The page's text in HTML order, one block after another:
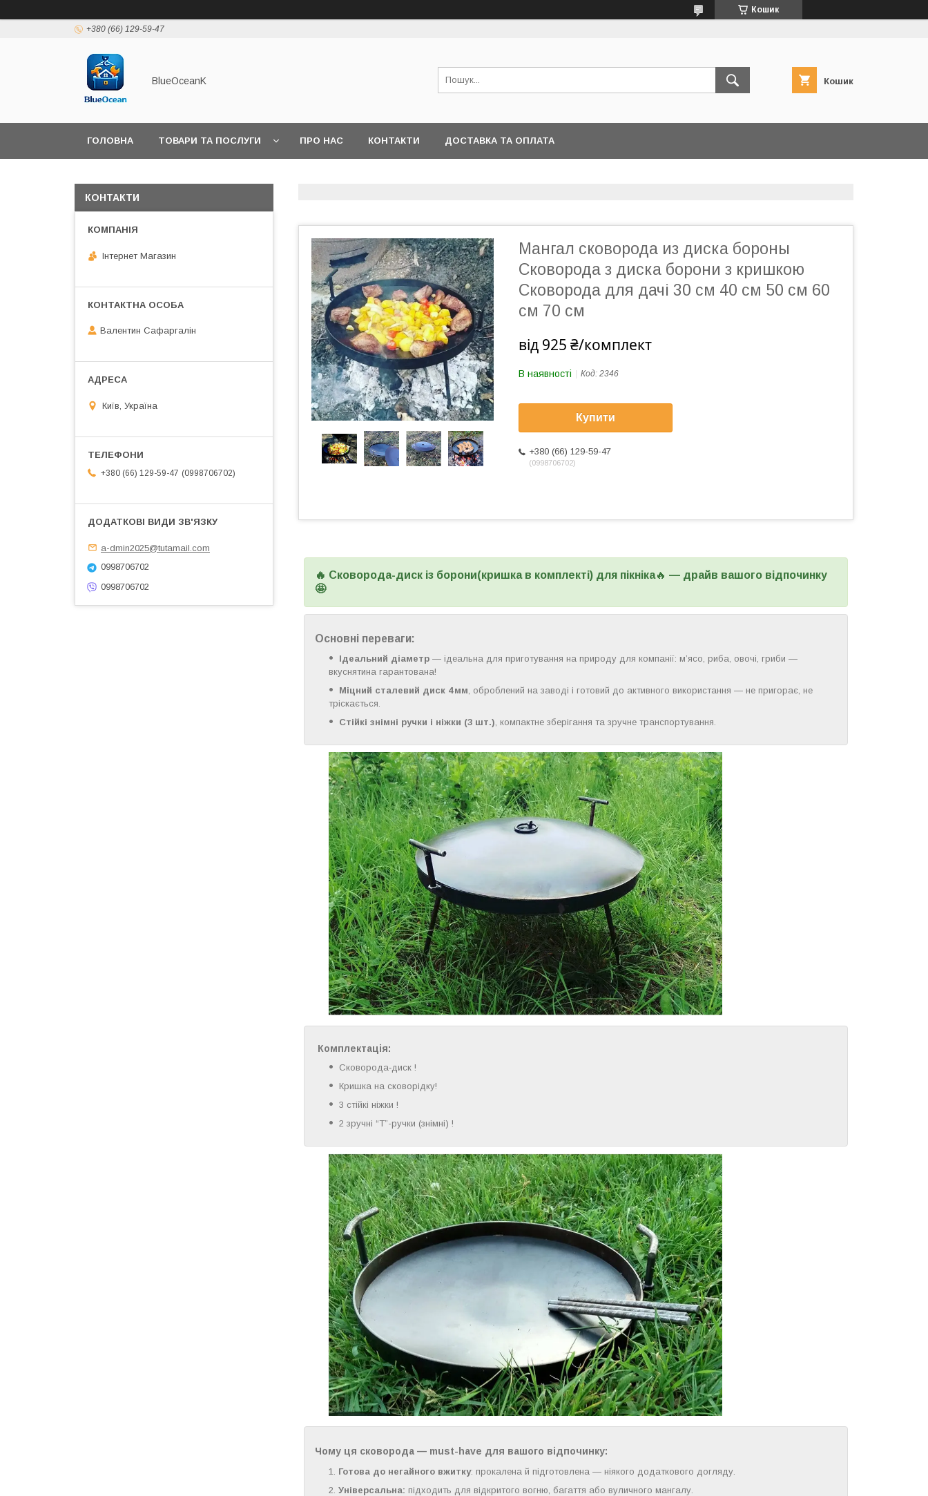
Кошик
+380 (66) 129-59-47
BlueOceanK Кошик
ГОЛОВНА ТОВАРИ ТА ПОСЛУГИ ПРО НАС КОНТАКТИ ДОСТАВКА ТА ОПЛАТА
Мангал сковорода из диска бороны
Сковорода з диска борони з кришкою
Сковорода для дачі 30 см 40 см 50 см 60
см 70 см
від 925 ₴/комплект
В наявності Код: 2346
Купити
+380 (66) 129-59-47
0998706702
🔥 Сковорода-диск із борони(кришка в комплекті) для пікніка🔥 — драйв вашого відпочинку
🤩
Основні переваги:
Ідеальний діаметр — ідеальна для приготування на природу для компанії: м’ясо, риба, овочі, гриби —
вкуснятина гарантована!
Міцний сталевий диск 4 мм, оброблений на заводі і готовий до активного використання — не пригорає, не
тріскається.
Стійкі знімні ручки і ніжки (3 шт.), компактне зберігання та зручне транспортування.
Комплектація:
Сковорода‑диск !
Кришка на сковорідку!
3 стійкі ніжки !
2 зручні “Т”-ручки (знімні) !
Чому ця сковорода — must-have для вашого відпочинку:
Готова до негайного вжитку: прокалена й підготовлена — ніякого додаткового догляду.
Універсальна: підходить для відкритого вогню, багаття або вуличного мангалу.
КОНТАКТИ
Інтернет Магазин
Валентин Сафаргалін
Київ, Україна
+380 (66) 129-59-47 0998706702
a-dmin2025@tutamail.com
0998706702
0998706702